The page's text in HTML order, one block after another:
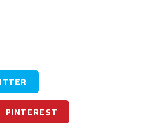
PINTEREST